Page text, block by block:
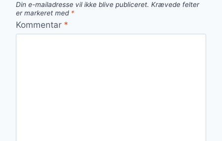
Din e-mailadresse vil ikke blive publiceret. Krævede felter
er markeret med *
Kommentar *